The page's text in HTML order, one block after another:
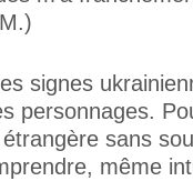
signes
personnages.
sans
même